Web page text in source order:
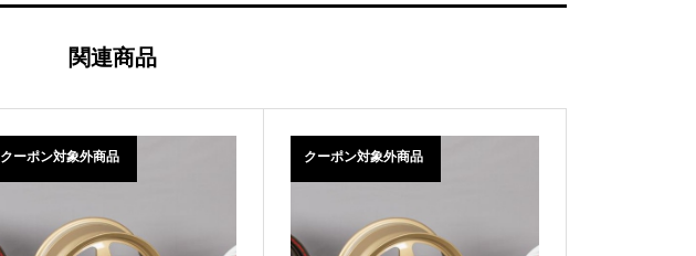
関連商品
クーポン対象外商品 クーポン対象外商品